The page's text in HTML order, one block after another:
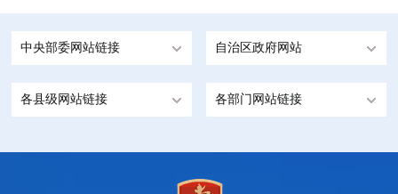
中央部委网站链接 自治区政府网站
各县级网站链接 各部门网站链接